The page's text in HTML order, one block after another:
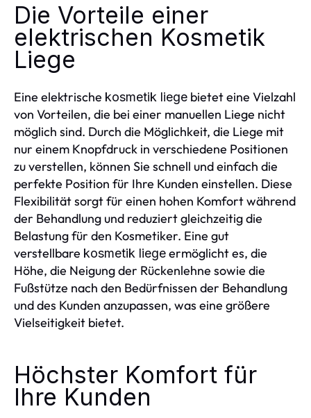
Die Vorteile einer
elektrischen Kosmetik
Liege
Eine elektrische kosmetik liege bietet eine Vielzahl
von Vorteilen, die bei einer manuellen Liege nicht
möglich sind. Durch die Möglichkeit, die Liege mit
nur einem Knopfdruck in verschiedene Positionen
zu verstellen, können Sie schnell und einfach die
perfekte Position für Ihre Kunden einstellen. Diese
Flexibilität sorgt für einen hohen Komfort während
der Behandlung und reduziert gleichzeitig die
Belastung für den Kosmetiker. Eine gut
verstellbare kosmetik liegeermöglicht es, die
Höhe, die Neigung der Rückenlehne sowie die
Fußstütze nach den Bedürfnissen der Behandlung
und des Kunden anzupassen, was eine größere
Vielseitigkeit bietet.
Höchster Komfort für
Ihre Kunden